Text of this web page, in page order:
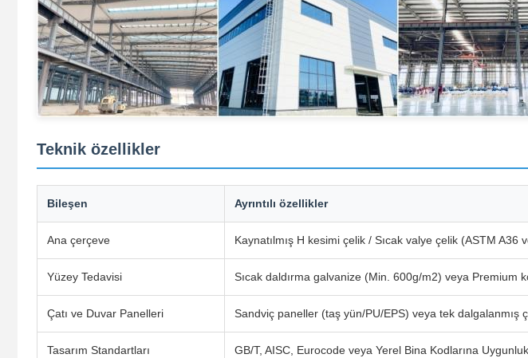
Teknik özellikler
Bileşen Ayrıntılı özellikler
Ana çerçeve Kaynatılmış H kesimi çelik / Sıcak valye çelik (ASTM A36
Yüzey Tedavisi Sıcak daldırma galvanize (Min. 600g/m2) veya Premium
Çatı ve Duvar Panelleri Sandviç paneller (taş yün/PU/EPS) veya tek dalgalanmış
Tasarım Standartları GB/T, AISC, Eurocode veya Yerel Bina Kodlarına Uygunluk